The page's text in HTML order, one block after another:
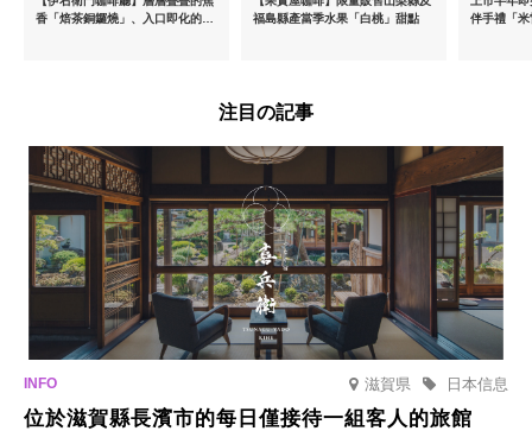
香「焙茶銅鑼燒」、入口即化的
福島縣產當季水果「白桃」甜點
伴手禮「
注目の記事
滋賀県 日本信息
位於滋賀縣長濱市的每日僅接待一組客人的旅館